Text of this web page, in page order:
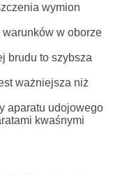
wymion
w oborze
brudu to szybsza
ważniejsza niż
aparatu udojowego
kwaśnymi